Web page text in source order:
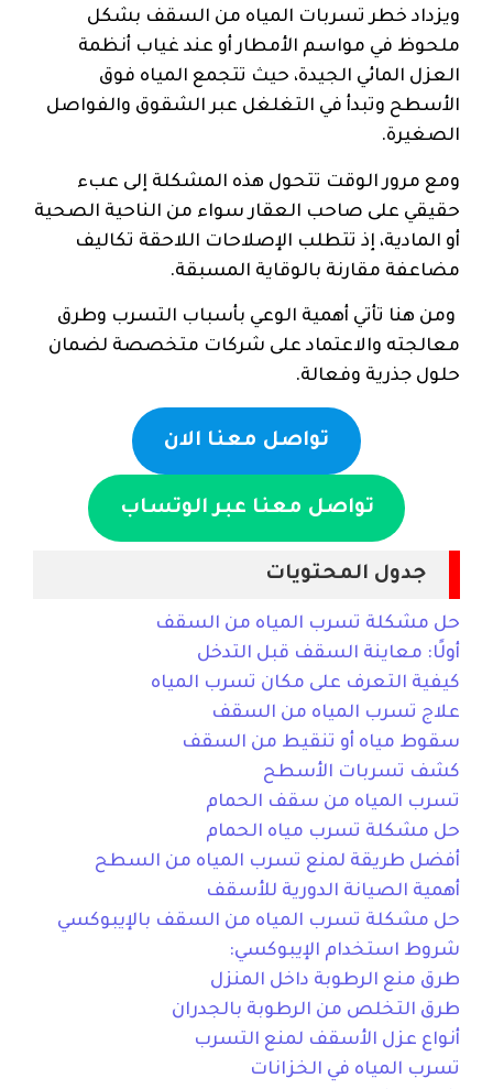
ويزداد خطر تسربات المياه من السقف بشكل
ملحوظ في مواسم الأمطار أو عند غياب أنظمة
العزل المائي الجيدة، حيث تتجمع المياه فوق
الأسطح وتبدأ في التغلغل عبر الشقوق والفواصل
الصغيرة.
ومع مرور الوقت تتحول هذه المشكلة إلى عبء
حقيقي على صاحب العقار سواء من الناحية الصحية
أو المادية، إذ تتطلب الإصلاحات اللاحقة تكاليف
مضاعفة مقارنة بالوقاية المسبقة.
ومن هنا تأتي أهمية الوعي بأسباب التسرب وطرق
معالجته والاعتماد على شركات متخصصة لضمان
حلول جذرية وفعالة.
تواصل معنا الان
تواصل معنا عبر الوتساب
جدول المحتويات
حل مشكلة تسرب المياه من السقف
أولًا: معاينة السقف قبل التدخل
كيفية التعرف على مكان تسرب المياه
علاج تسرب المياه من السقف
سقوط مياه أو تنقيط من السقف
كشف تسربات الأسطح
تسرب المياه من سقف الحمام
حل مشكلة تسرب مياه الحمام
أفضل طريقة لمنع تسرب المياه من السطح
أهمية الصيانة الدورية للأسقف
حل مشكلة تسرب المياه من السقف بالإيبوكسي
شروط استخدام الإيبوكسي:
طرق منع الرطوبة داخل المنزل
طرق التخلص من الرطوبة بالجدران
أنواع عزل الأسقف لمنع التسرب
تسرب المياه في الخزانات